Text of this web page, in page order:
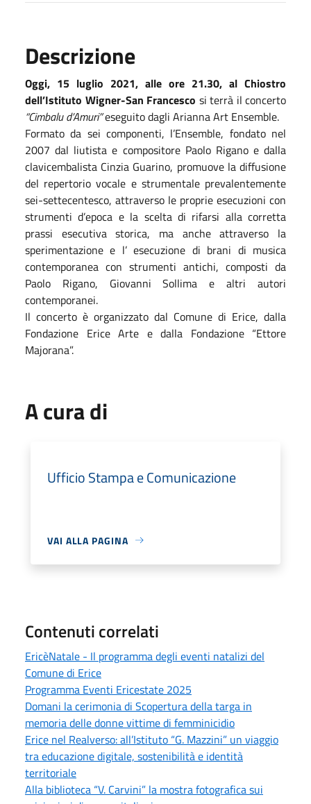
Descrizione
Oggi, 15 luglio 2021, alle ore 21.30, al Chiostro
dell’Istituto Wigner-San Francesco si terrà il concerto
“Cimbalu d’Amuri”eseguito dagli Arianna Art Ensemble.
Formato da sei componenti, l’Ensemble, fondato nel
2007 dal liutista e compositore Paolo Rigano e dalla
clavicembalista Cinzia Guarino, promuove la diffusione
del repertorio vocale e strumentale prevalentemente
sei-settecentesco, attraverso le proprie esecuzioni con
strumenti d’epoca e la scelta di rifarsi alla corretta
prassi esecutiva storica, ma anche attraverso la
sperimentazione e l’ esecuzione di brani di musica
contemporanea con strumenti antichi, composti da
Paolo Rigano, Giovanni Sollima e altri autori
contemporanei.
Il concerto è organizzato dal Comune di Erice, dalla
Fondazione Erice Arte e dalla Fondazione “Ettore
Majorana”.
A cura di
Ufficio Stampa e Comunicazione
VAI ALLA PAGINA
Contenuti correlati
EricèNatale - Il programma degli eventi natalizi del
Comune di Erice
Programma Eventi Ericestate 2025
Domani la cerimonia di Scopertura della targa in
memoria delle donne vittime di femminicidio
Erice nel Realverso: all’Istituto “G. Mazzini” un viaggio
tra educazione digitale, sostenibilità e identità
territoriale
Alla biblioteca “V. Carvini” la mostra fotografica sui